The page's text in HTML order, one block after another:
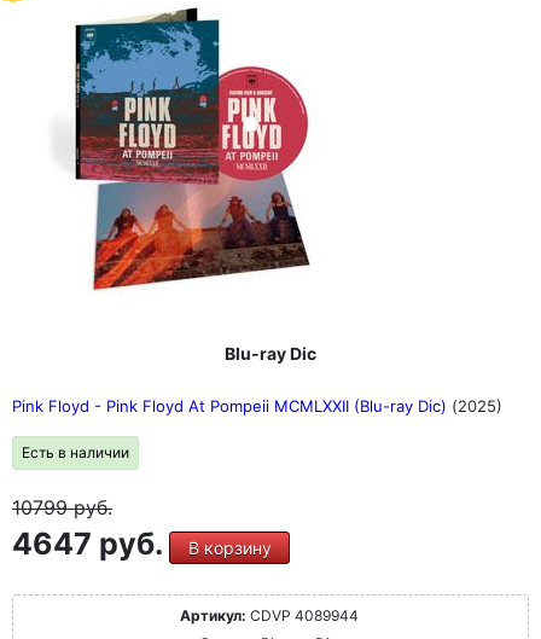
Blu-ray Dic
Pink Floyd - Pink Floyd At Pompeii MCMLXXII (Blu-ray Dic) (2025)
Есть в наличии
10799руб.
4647 руб. В корзину
Артикул: CDVP 4089944